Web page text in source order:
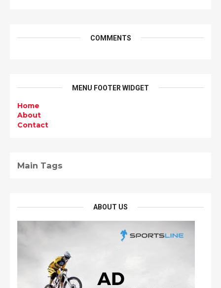
COMMENTS
MENU FOOTER WIDGET
Home
About
Contact
Main Tags
ABOUT US